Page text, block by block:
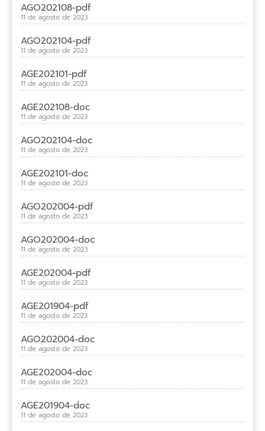
AGO202108-pdf
11 de agosto de 2023
AGO202104-pdf
11 de agosto de 2023
AGE202101-pdf
11 de agosto de 2023
AGE202108-doc
11 de agosto de 2023
AGO202104-doc
11 de agosto de 2023
AGE202101-doc
11 de agosto de 2023
AGO202004-pdf
11 de agosto de 2023
AGO202004-doc
11 de agosto de 2023
AGE202004-pdf
11 de agosto de 2023
AGE201904-pdf
11 de agosto de 2023
AGO202004-doc
11 de agosto de 2023
AGE202004-doc
11 de agosto de 2023
AGE201904-doc
11 de agosto de 2023